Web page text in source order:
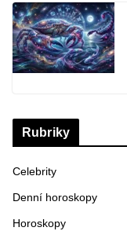
Rubriky
Celebrity
Denní horoskopy
Horoskopy